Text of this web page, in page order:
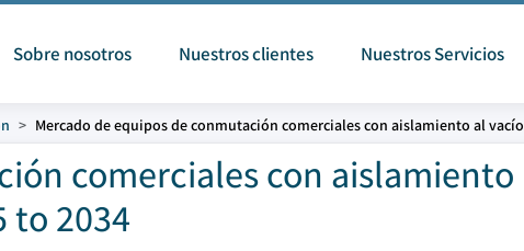
Sobre nosotros Nuestros clientes Nuestros Servicios
Mercado de equipos de conmutación comerciales con aislamiento al vacío
comerciales con aislamiento
to 2034